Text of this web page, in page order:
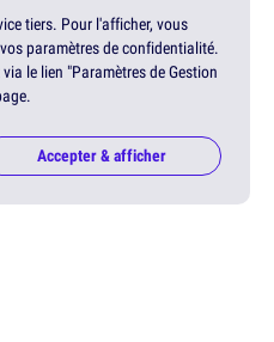
tiers. Pour l'afficher, vous
paramètres de confidentialité.
le lien "Paramètres de Gestion
Accepter & afficher